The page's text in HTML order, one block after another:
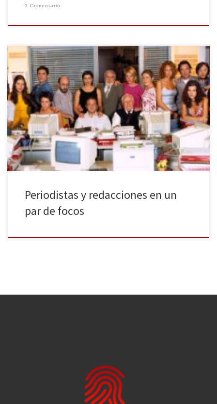
1 Comentario
Es común ver como las cadenas televisivas de todos los países
apuestan por ficciones que hacen ver al espectador la vida
cotidiana de una serie de periodistas que a través de una simple
redacción nos cuentan su día a día, sus líos amorosos, su trabajo
como informadores o sus rifis […]
Periodistas y redacciones en un
par de focos